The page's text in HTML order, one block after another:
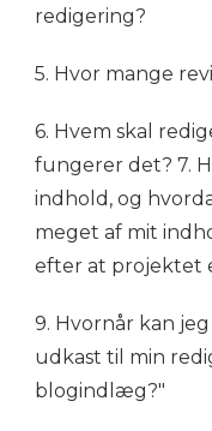
redigering?
5. Hvor mange
6. Hvem skal
fungerer det? 7.
indhold, og
meget af mit
efter at projektet
9. Hvornår kan
udkast til min
blogindlæg?"